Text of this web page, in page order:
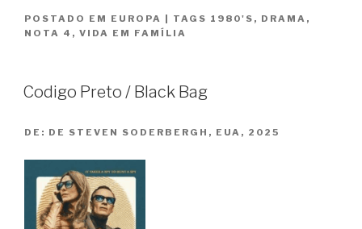
La
POSTADO EM EUROPA | TAGS 1980'S , DRAMA ,
NOTA 4 , VIDA EM FAMÍLIA
Codigo Preto / Black Bag
DE: DE STEVEN SODERBERGH, EUA, 2025